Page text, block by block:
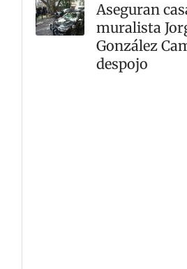
Aseguran
muralista
González
despojo